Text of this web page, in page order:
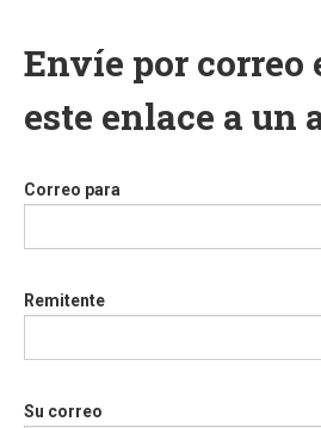
Envíe por correo
este enlace a un
Correo para
Remitente
Su correo